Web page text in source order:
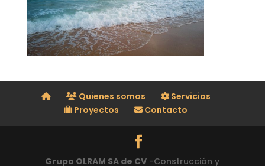
Quienes somos
Servicios
Proyectos
Contacto
Grupo OLRAM SA de CV -Construcción y